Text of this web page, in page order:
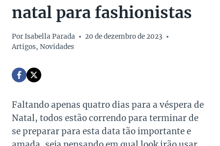
natal para fashionistas
PorIsabella Parada
20 de dezembro de 2023
Artigos, Novidades
Faltando apenas quatro dias para a véspera de
Natal, todos estão correndo para terminar de
se preparar para esta data tão importante e